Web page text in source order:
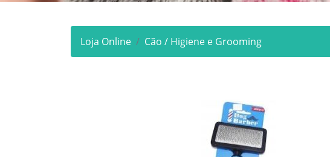
Loja Online Cão / Higiene e Grooming